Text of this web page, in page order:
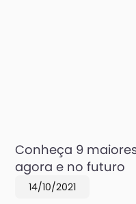
Conheça 9
agora e no futuro
14/10/2021